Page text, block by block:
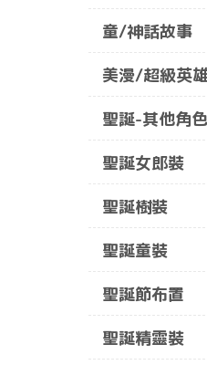
童/神話故事
美漫/超級英
聖誕-其他角色
聖誕女郎裝
聖誕樹裝
聖誕童裝
聖誕節布置
聖誕精靈裝